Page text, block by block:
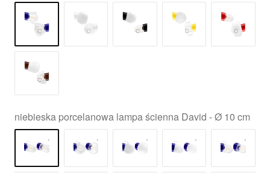
niebieska porcelanowa lampa ścienna David - Ø 10 cm